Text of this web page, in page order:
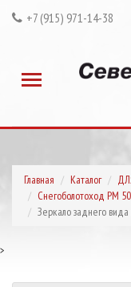
+7 (915) 971-14-38
Главная Каталог
Снегоболотоход РМ
Зеркало заднего
>